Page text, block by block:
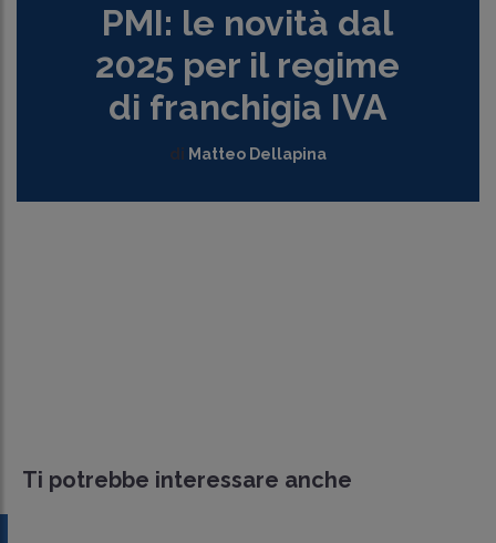
PMI: le novità dal
2025 per il regime
di franchigia IVA
di Matteo Dellapina
Ti potrebbe interessare anche